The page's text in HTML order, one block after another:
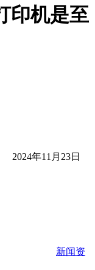
印机是至
2024年11月23日
新闻资